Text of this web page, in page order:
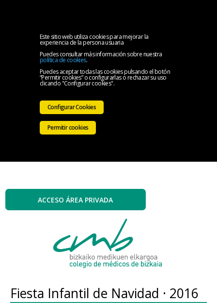
Este sitio web utiliza cookies para mejorar la
experiencia de la persona usuaria
Puedes consultar más información sobre nuestra
política de cookies.
Puedes aceptar todas las cookies pulsando el botón
“Permitir cookies” o configurarlas o rechazar su uso
clicando "Configurar cookies".
Configurar Cookies
Permitir cookies
Fiesta Infantil de Navidad · 2016